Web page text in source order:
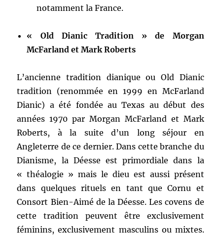
notamment la France.
« Old Dianic Tradition » de Morgan
McFarland et Mark Roberts
L’ancienne tradition dianique ou Old Dianic
tradition (renommée en 1999 en McFarland
Dianic) a été fondée au Texas au début des
années 1970 par Morgan McFarland et Mark
Roberts, à la suite d’un long séjour en
Angleterre de ce dernier. Dans cette branche du
Dianisme, la Déesse est primordiale dans la
« théalogie » mais le dieu est aussi présent
dans quelques rituels en tant que Cornu et
Consort Bien-Aimé de la Déesse. Les covens de
cette tradition peuvent être exclusivement
féminins, exclusivement masculins ou mixtes.